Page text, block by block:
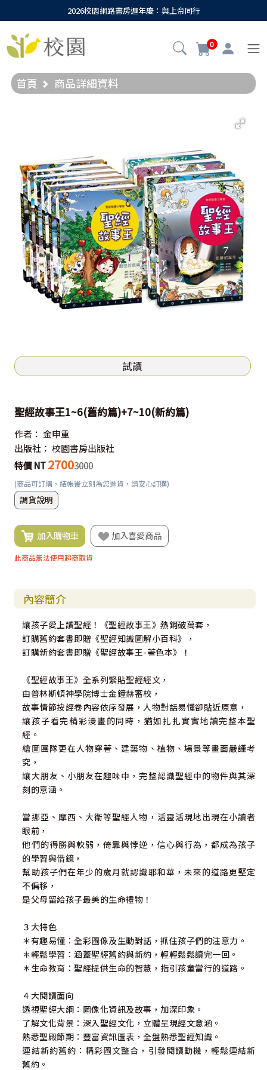
2026校園網路書房週年慶：與上帝同行
0
首頁 商品詳細資料
試讀
聖經故事王1~6(舊約篇)+7~10(新約篇)
作者： 金申重
出版社： 校園書房出版社
特價 NT 27003000
(商品可訂購，結帳後立刻為您進貨，請安心訂購)
調貨說明
加入購物車 加入喜愛商品
此商品無法使用超商取貨
內容簡介
讓孩子愛上讀聖經！《聖經故事王》熱銷破萬套，
訂購舊約套書即贈《聖經知識圖解小百科》，
訂購新約套書即贈《聖經故事王-著色本》！
《聖經故事王》全系列緊貼聖經經文，
由普林斯頓神學院博士金鐘赫審校，
故事情節按經卷內容依序發展，人物對話易懂卻貼近原意，
讓孩子看完精彩漫畫的同時，猶如扎扎實實地讀完整本聖
經。
繪圖團隊更在人物穿著、建築物、植物、場景等畫面嚴謹考
究，
讓大朋友、小朋友在趣味中，完整認識聖經中的物件與其深
刻的意涵。
當挪亞、摩西、大衛等聖經人物，活靈活現地出現在小讀者
眼前，
他們的得勝與軟弱，倚靠與悖逆，信心與行為，都成為孩子
的學習與借鏡，
幫助孩子們在年少的歲月就認識耶和華，未來的道路更堅定
不偏移，
是父母留給孩子最美的生命禮物！
３大特色
＊有趣易懂：全彩圖像及生動對話，抓住孩子們的注意力。
＊輕鬆學習：涵蓋聖經舊約與新約，輕輕鬆鬆讀完一回。
＊生命教育：聖經提供生命的智慧，指引孩童當行的道路。
４大閱讀面向
透視聖經大綱：圖像化資訊及故事，加深印象。
了解文化背景：深入聖經文化，立體呈現經文意涵。
熟悉聖殿節期：豐富資訊圖表，全盤熟悉聖經知識。
連結新約舊約：精彩圖文整合，引發閱讀動機，輕鬆連結新
舊約。